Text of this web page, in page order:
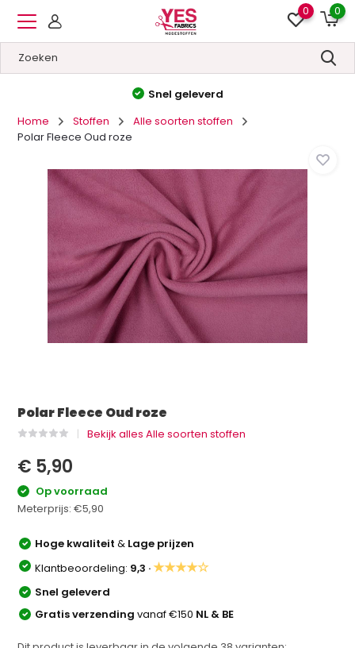
0 0
Hoge kwaliteit&Lage prijzen
Home
Stoffen
Alle soorten stoffen
Polar Fleece Oud roze
Polar Fleece Oud roze
Bekijk alles Alle soorten stoffen
€ 5,90
Op voorraad
Meterprijs:€5,90
Hoge kwaliteit& Lage prijzen
Klantbeoordeling: 9,3 ·★★★★☆
Snel geleverd
Gratis verzendingvanaf €150 NL & BE